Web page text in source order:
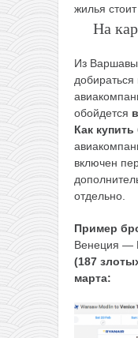
жилья
На
Из
обойдется
Как
включен
отдельно.
Пример
Венеция —
(187
марта: